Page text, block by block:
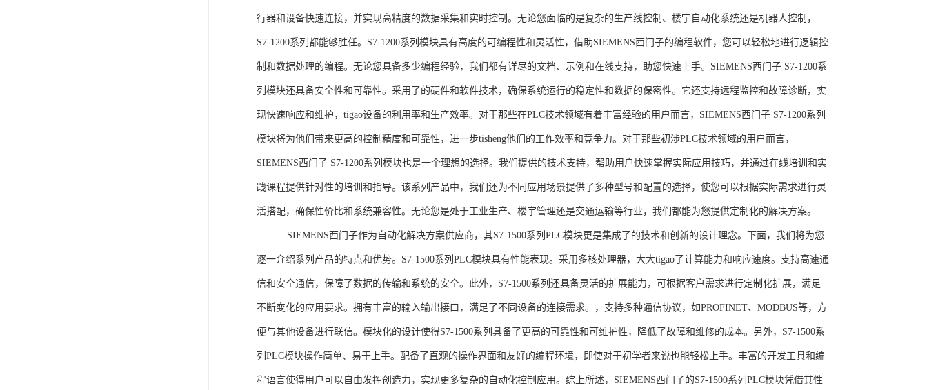
行器和设备快速连接，并实现高精度的数据采集和实时控制。无论您面临的是复杂的生产线控制、楼宇自动化系统还是机器人控制，
S7-1200系列都能够胜任。S7-1200系列模块具有高度的可编程性和灵活性，借助SIEMENS西门子的编程软件，您可以轻松地进行逻辑控
制和数据处理的编程。无论您具备多少编程经验，我们都有详尽的文档、示例和在线支持，助您快速上手。SIEMENS西门子 S7-1200系
列模块还具备安全性和可靠性。采用了的硬件和软件技术，确保系统运行的稳定性和数据的保密性。它还支持远程监控和故障诊断，实
现快速响应和维护，tigao设备的利用率和生产效率。对于那些在PLC技术领域有着丰富经验的用户而言，SIEMENS西门子 S7-1200系列
模块将为他们带来更高的控制精度和可靠性，进一步tisheng他们的工作效率和竞争力。对于那些初涉PLC技术领域的用户而言，
SIEMENS西门子 S7-1200系列模块也是一个理想的选择。我们提供的技术支持，帮助用户快速掌握实际应用技巧，并通过在线培训和实
践课程提供针对性的培训和指导。该系列产品中，我们还为不同应用场景提供了多种型号和配置的选择，使您可以根据实际需求进行灵
活搭配，确保性价比和系统兼容性。无论您是处于工业生产、楼宇管理还是交通运输等行业，我们都能为您提供定制化的解决方案。
SIEMENS西门子作为自动化解决方案供应商，其S7-1500系列PLC模块更是集成了的技术和创新的设计理念。下面，我们将为您
逐一介绍系列产品的特点和优势。S7-1500系列PLC模块具有性能表现。采用多核处理器，大大tigao了计算能力和响应速度。支持高速通
信和安全通信，保障了数据的传输和系统的安全。此外，S7-1500系列还具备灵活的扩展能力，可根据客户需求进行定制化扩展，满足
不断变化的应用要求。拥有丰富的输入输出接口，满足了不同设备的连接需求。，支持多种通信协议，如PROFINET、MODBUS等，方
便与其他设备进行联信。模块化的设计使得S7-1500系列具备了更高的可靠性和可维护性，降低了故障和维修的成本。另外，S7-1500系
列PLC模块操作简单、易于上手。配备了直观的操作界面和友好的编程环境，即使对于初学者来说也能轻松上手。丰富的开发工具和编
程语言使得用户可以自由发挥创造力，实现更多复杂的自动化控制应用。综上所述，SIEMENS西门子的S7-1500系列PLC模块凭借其性